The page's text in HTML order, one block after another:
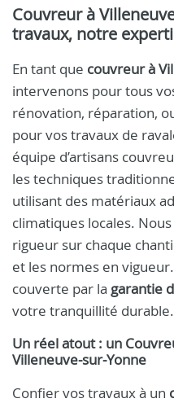
Couvreur à
travaux, notre
En tant que couvreur à
intervenons pour tous
rénovation, réparation,
pour vos travaux de
équipe d’artisans
les techniques
utilisant des matériaux
climatiques locales.
rigueur sur chaque
et les normes en
couverte par la garantie
votre tranquillité durable.
Un réel atout : un
Villeneuve‑sur‑Yonne
Confier vos travaux à un